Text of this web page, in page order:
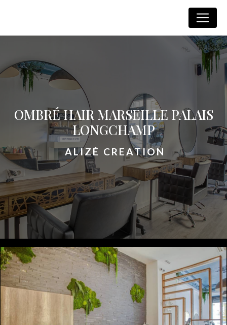
OMBRÉ HAIR MARSEILLE PALAIS
LONGCHAMP
ALIZÉ CREATION